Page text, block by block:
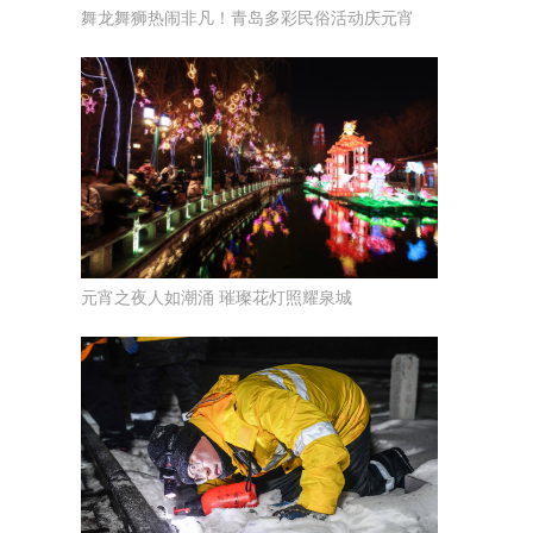
舞龙舞狮热闹非凡！青岛多彩民俗活动庆元宵
元宵之夜人如潮涌 璀璨花灯照耀泉城